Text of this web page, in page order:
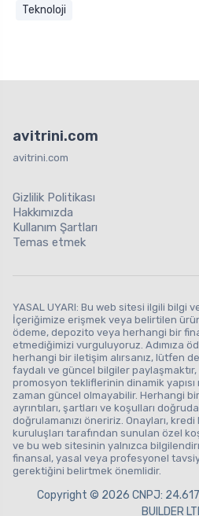
Teknoloji
avitrini.com
avitrini.com
Gizlilik Politikası
Hakkımızda
Kullanım Şartları
Temas etmek
YASAL UYARI: Bu web sitesi ilgili bilgi
İçeriğimize erişmek veya belirtilen
ödeme, depozito veya herhangi bir
etmediğimizi vurguluyoruz. Adımıza
herhangi bir iletişim alırsanız, lütfen
faydalı ve güncel bilgiler
promosyon tekliflerinin dinamik
zaman güncel olmayabilir. Herhangi
ayrıntıları, şartları ve koşulları
doğrulamanızı öneririz. Onayları,
kuruluşları tarafından sunulan özel
ve bu web sitesinin yalnızca
finansal, yasal veya profesyonel
gerektiğini belirtmek önemlidir.
Copyright © 2026 CNPJ:
BUILDER